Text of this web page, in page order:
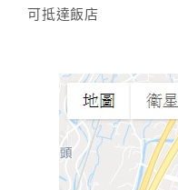
可抵達飯店